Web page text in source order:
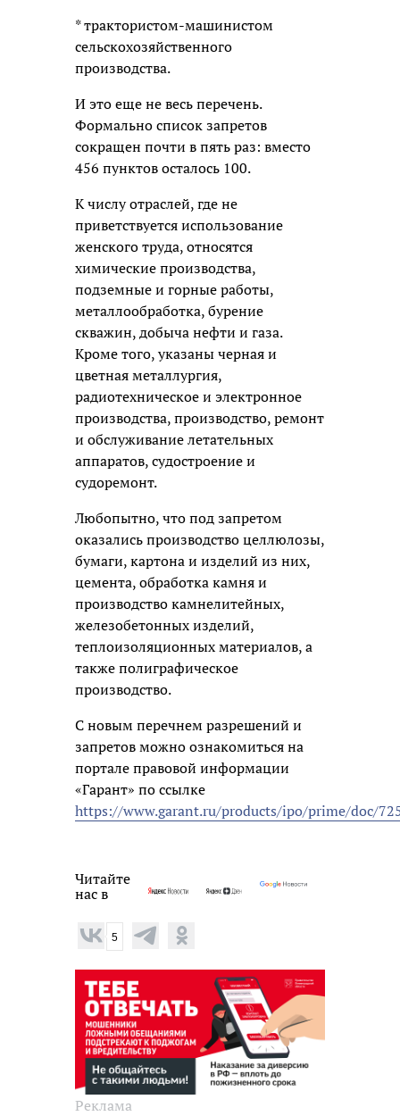
* трактористом-машинистом
сельскохозяйственного
производства.
И это еще не весь перечень.
Формально список запретов
сокращен почти в пять раз: вместо
456 пунктов осталось 100.
К числу отраслей, где не
приветствуется использование
женского труда, относятся
химические производства,
подземные и горные работы,
металлообработка, бурение
скважин, добыча нефти и газа.
Кроме того, указаны черная и
цветная металлургия,
радиотехническое и электронное
производства, производство, ремонт
и обслуживание летательных
аппаратов, судостроение и
судоремонт.
Любопытно, что под запретом
оказались производство целлюлозы,
бумаги, картона и изделий из них,
цемента, обработка камня и
производство камнелитейных,
железобетонных изделий,
теплоизоляционных материалов, а
также полиграфическое
производство.
С новым перечнем разрешений и
запретов можно ознакомиться на
портале правовой информации
«Гарант» по ссылке
https://www.garant.ru/products/ipo/prime/doc/
Читайте
нас в
5
Реклама